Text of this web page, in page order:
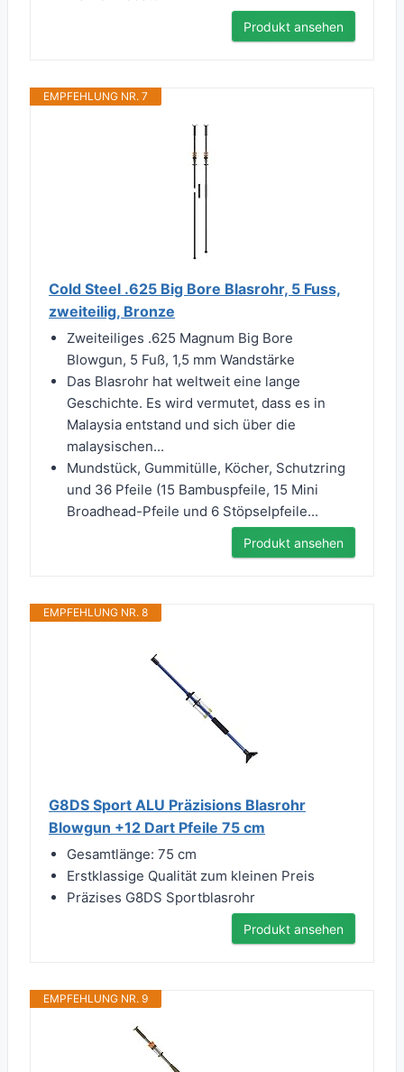
Produkt ansehen
EMPFEHLUNG NR. 7
Cold Steel .625 Big Bore Blasrohr, 5 Fuss,
zweiteilig, Bronze
Zweiteiliges .625 Magnum Big Bore
Blowgun, 5 Fuß, 1,5 mm Wandstärke
Das Blasrohr hat weltweit eine lange
Geschichte. Es wird vermutet, dass es in
Malaysia entstand und sich über die
malaysischen...
Mundstück, Gummitülle, Köcher, Schutzring
und 36 Pfeile (15 Bambuspfeile, 15 Mini
Broadhead-Pfeile und 6 Stöpselpfeile...
Produkt ansehen
EMPFEHLUNG NR. 8
G8DS Sport ALU Präzisions Blasrohr
Blowgun +12 Dart Pfeile 75 cm
Gesamtlänge: 75 cm
Erstklassige Qualität zum kleinen Preis
Präzises G8DS Sportblasrohr
Produkt ansehen
EMPFEHLUNG NR. 9